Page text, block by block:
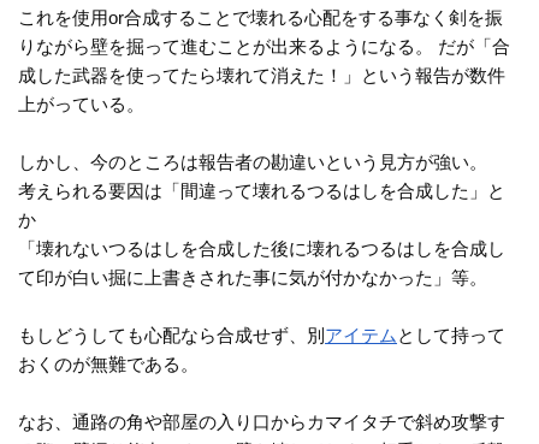
これを使用or合成することで壊れる心配をする事なく剣を振
りながら壁を掘って進むことが出来るようになる。 だが「合
成した武器を使ってたら壊れて消えた！」という報告が数件
上がっている。
しかし、今のところは報告者の勘違いという見方が強い。
考えられる要因は「間違って壊れるつるはしを合成した」と
か
「壊れないつるはしを合成した後に壊れるつるはしを合成し
て印が白い掘に上書きされた事に気が付かなかった」等。
もしどうしても心配なら合成せず、別 アイテム として持って
おくのが無難である。
なお、通路の角や部屋の入り口からカマイタチで斜め攻撃す